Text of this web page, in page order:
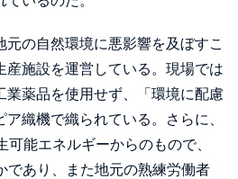
元の自然環境に悪影響を及ぼすこ
産施設を運営している。現場では
業薬品を使用せず、「環境に配慮
織機で織られている。さらに、
能エネルギーからのもので、
であり、また地元の熟練労働者